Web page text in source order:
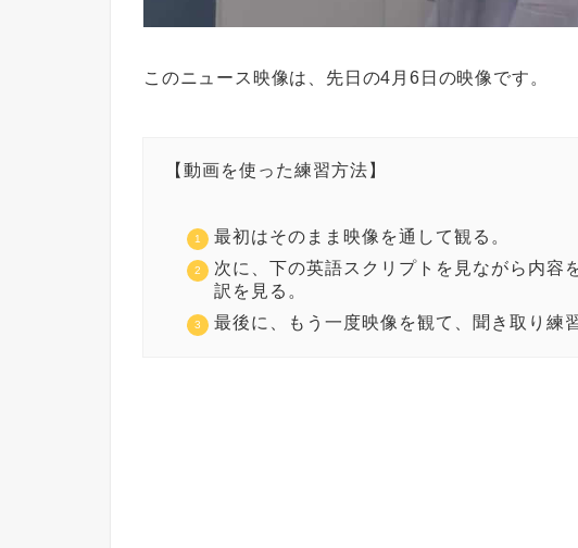
このニュース映像は、先日の4月6日の映像です。
【動画を使った練習方法】
最初はそのまま映像を通して観る。
次に、下の英語スクリプトを見ながら内容
訳を見る。
最後に、もう一度映像を観て、聞き取り練習